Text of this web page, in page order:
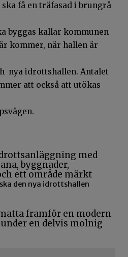
få en träfasad i brungrå
byggas kallar kommunen
kommer, när hallen är
nya idrottshallen. Antalet
att också att utökas
den nya idrottshallen